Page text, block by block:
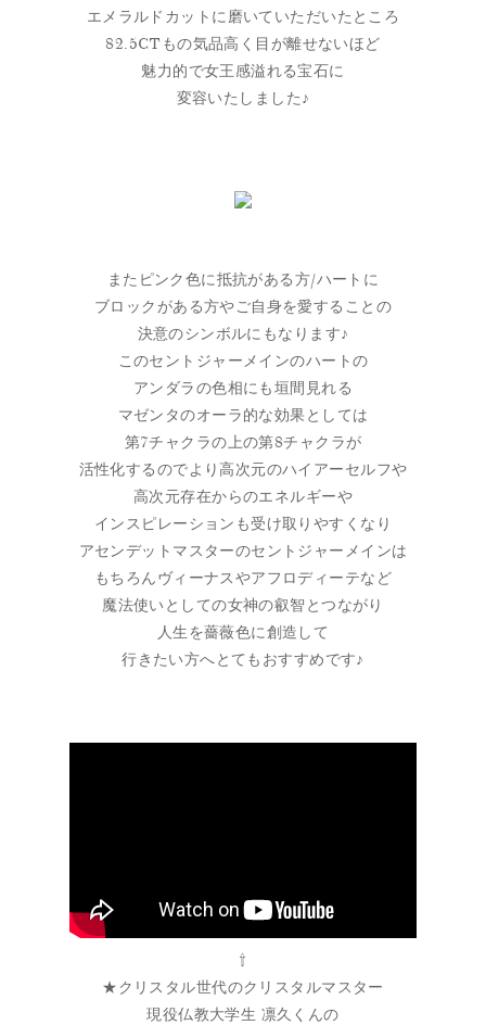
エメラルドカットに磨いていただいたところ
82.5CTもの気品高く目が離せないほど
魅力的で女王感溢れる宝石に
変容いたしました♪
またピンク色に抵抗がある方/ハートに
ブロックがある方やご自身を愛することの
決意のシンボルにもなります♪
このセントジャーメインのハートの
アンダラの色相にも垣間見れる
マゼンタのオーラ的な効果としては
第7チャクラの上の第8チャクラが
活性化するのでより高次元のハイアーセルフや
高次元存在からのエネルギーや
インスピレーションも受け取りやすくなり
アセンデットマスターのセントジャーメインは
もちろんヴィーナスやアフロディーテなど
魔法使いとしての女神の叡智とつながり
人生を薔薇色に創造して
行きたい方へとてもおすすめです♪
⇧
★クリスタル世代のクリスタルマスター
現役仏教大学生 凛久くんの